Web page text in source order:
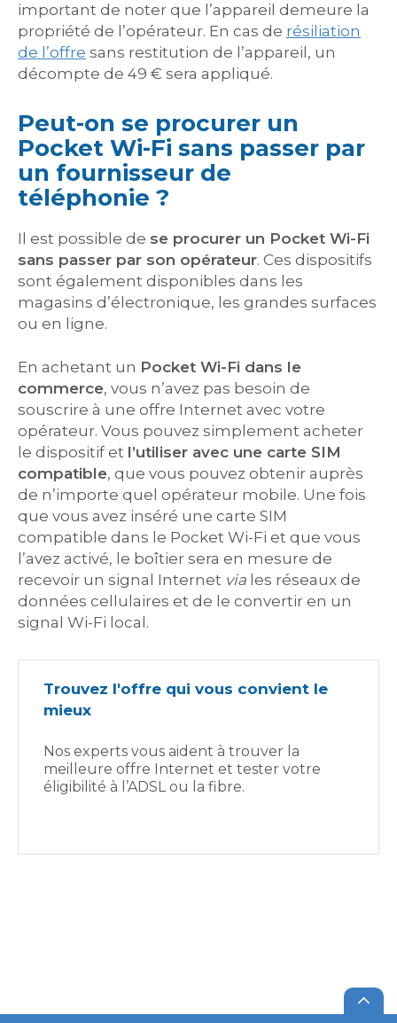
important de noter que l’appareil demeure la
propriété de l’opérateur. En cas de résiliation
de l’offre sans restitution de l’appareil, un
décompte de 49 € sera appliqué.
Peut-on se procurer un
Pocket Wi-Fi sans passer par
un fournisseur de
téléphonie ?
Il est possible de se procurer un Pocket Wi-Fi
sans passer par son opérateur. Ces dispositifs
sont également disponibles dans les
magasins d’électronique, les grandes surfaces
ou en ligne.
En achetant un Pocket Wi-Fi dans le
commerce, vous n’avez pas besoin de
souscrire à une offre Internet avec votre
opérateur. Vous pouvez simplement acheter
le dispositif et l’utiliser avec une carte SIM
compatible, que vous pouvez obtenir auprès
de n’importe quel opérateur mobile. Une fois
que vous avez inséré une carte SIM
compatible dans le Pocket Wi-Fi et que vous
l’avez activé, le boîtier sera en mesure de
recevoir un signal Internet via les réseaux de
données cellulaires et de le convertir en un
signal Wi-Fi local.
Trouvez l'offre qui vous convient le
mieux
Nos experts vous aident à trouver la
meilleure offre Internet et tester votre
éligibilité à l’ADSL ou la fibre.